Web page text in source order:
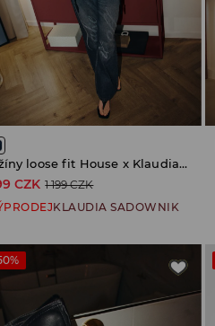
Džíny loose fit House x Klaudia Sadownik
CZK 1 199 CZK
KLAUDIA SADOWNIK